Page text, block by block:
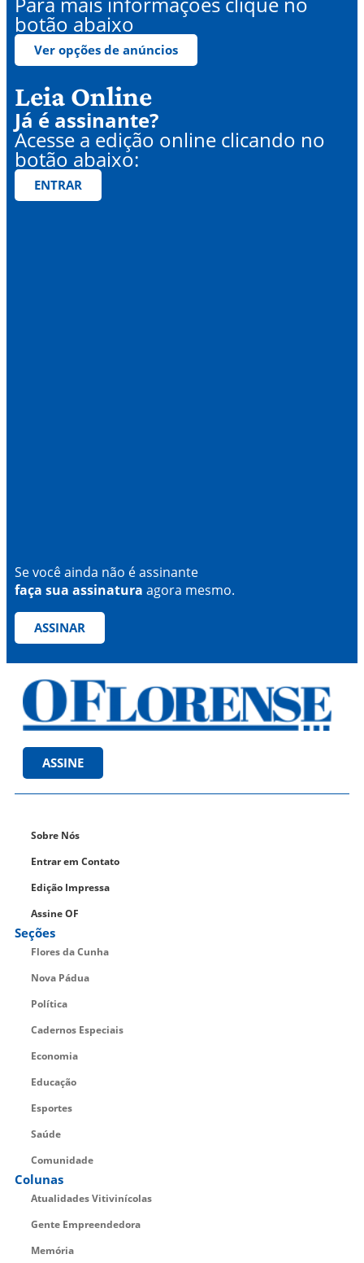
botão abaixo
Ver opções de anúncios
Leia Online
Já é assinante?
Acesse a edição online clicando no
botão abaixo:
ENTRAR
Se você ainda não é assinante
faça sua assinatura agora mesmo.
ASSINAR
ASSINE
Sobre Nós
Entrar em Contato
Edição Impressa
Assine OF
Seções
Flores da Cunha
Nova Pádua
Política
Cadernos Especiais
Economia
Educação
Esportes
Saúde
Comunidade
Colunas
Atualidades Vitivinícolas
Gente Empreendedora
Memória